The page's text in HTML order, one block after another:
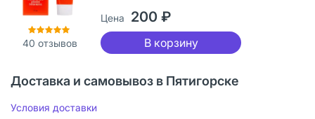
40 отзывов
Цена 200 ₽
В корзину
Доставка и самовывоз в Пятигорске
Условия доставки